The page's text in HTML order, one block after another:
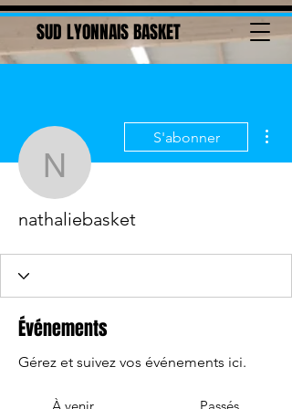
SUD LYONNAIS BASKET
nathaliebasket
S'abonner
nathaliebasket
Événements
Gérez et suivez vos événements ici.